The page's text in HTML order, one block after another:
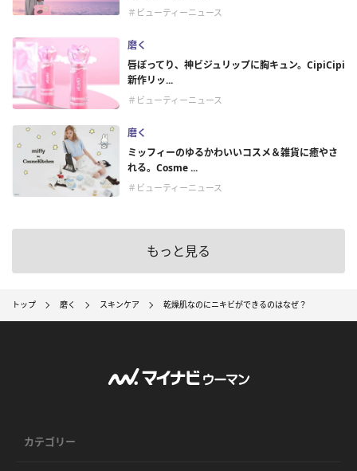
＃ビューティーニュース
磨く
唇ぽってり、神ビジュリップに胸キュン。CipiCipi
新作リッ...
＃ビューティーニュース
磨く
ミッフィーのゆるかわいいコスメ＆雑貨に癒やさ
れる。Cosme ...
＃ビューティーニュース
もっと見る
トップ 磨く スキンケア 乾燥肌なのにニキビができるのはなぜ？
カテゴリー